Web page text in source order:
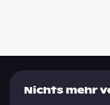
Nichts mehr